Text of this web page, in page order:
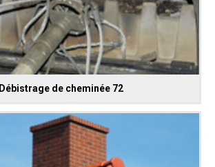
Débistrage de cheminée 72